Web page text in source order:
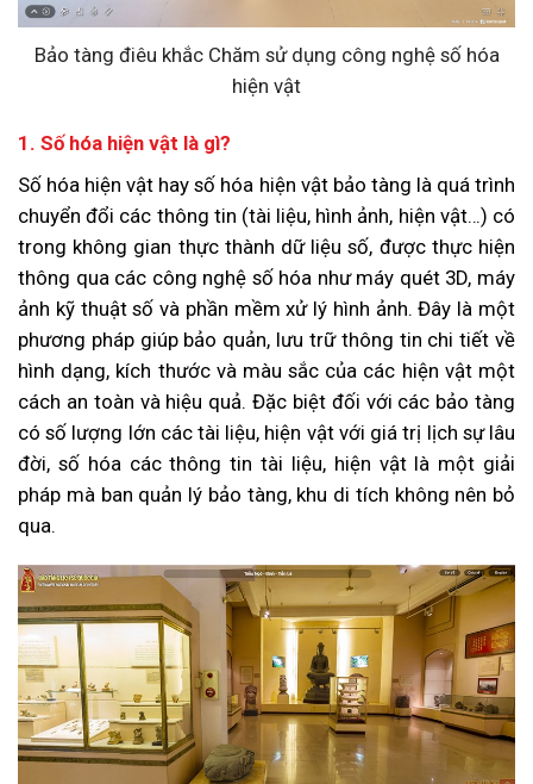
Bảo tàng điêu khắc Chăm sử dụng công nghệ số hóa
hiện vật
1. Số hóa hiện vật là gì?
Số hóa hiện vật hay số hóa hiện vật bảo tàng là quá trình
chuyển đổi các thông tin (tài liệu, hình ảnh, hiện vật…) có
trong không gian thực thành dữ liệu số, được thực hiện
thông qua các công nghệ số hóa như máy quét 3D, máy
ảnh kỹ thuật số và phần mềm xử lý hình ảnh. Đây là một
phương pháp giúp bảo quản, lưu trữ thông tin chi tiết về
hình dạng, kích thước và màu sắc của các hiện vật một
cách an toàn và hiệu quả. Đặc biệt đối với các bảo tàng
có số lượng lớn các tài liệu, hiện vật với giá trị lịch sự lâu
đời, số hóa các thông tin tài liệu, hiện vật là một giải
pháp mà ban quản lý bảo tàng, khu di tích không nên bỏ
qua.